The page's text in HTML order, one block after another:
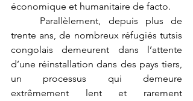
économique et humanitaire de facto.
trente ans, de nombreux réfugiés tutsis
congolais demeurent dans l’attente
d’une réinstallation dans des pays tiers,
un processus qui demeure
extrêmement lent et rarement